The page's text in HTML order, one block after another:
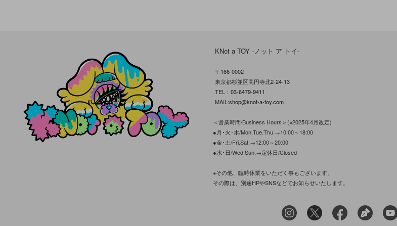
KNot a TOY -ノット ア トイ-
〒166-0002
東京都杉並区高円寺北2-24-13
TEL：03-6479-9411
MAIL:shop@knot-a-toy.com
＜営業時間/Business Hours＞(※2025年4月改定)
●月･火･木/Mon.Tue.Thu.→10:00～18:00
●金･土/Fri.Sat.→12:00～20:00
●水･日/Wed.Sun.→定休日/Closed
※その他、臨時休業をいただく事もございます。
その際は、別途HPやSNSなどでお知らせいたします。